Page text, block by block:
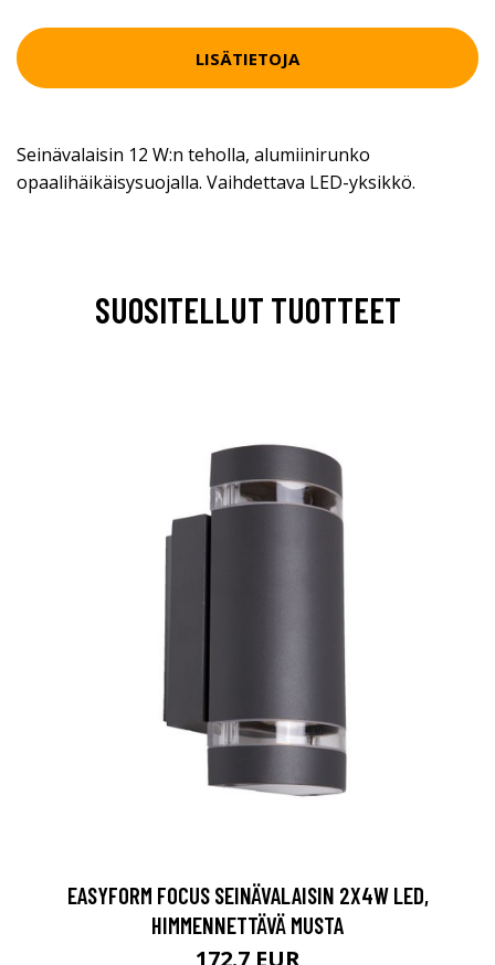
LISÄTIETOJA
Seinävalaisin 12 W:n teholla, alumiinirunko
opaalihäikäisysuojalla. Vaihdettava LED-yksikkö.
SUOSITELLUT TUOTTEET
EASYFORM FOCUS SEINÄVALAISIN 2X4W LED,
HIMMENNETTÄVÄ MUSTA
172.7 EUR